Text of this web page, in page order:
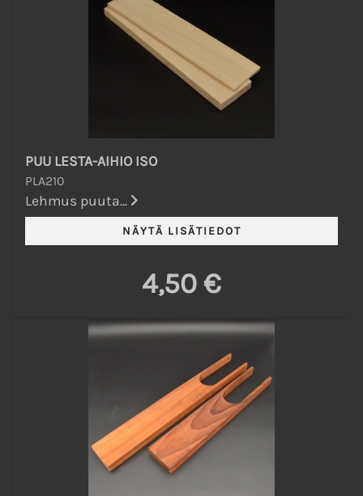
PUU LESTA-AIHIO ISO
PLA210
Lehmus puuta...
4,50 €